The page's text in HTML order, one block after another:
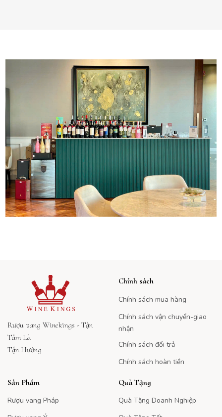
Rượu vang Winekings - Tận
Tâm Là
Tận Hưởng
Chính sách
Chính sách mua hàng
Chính sách vận chuyển-giao
nhận
Chính sách đổi trả
Chính sách hoàn tiền
Sản Phẩm
Rượu vang Pháp
Quà Tặng
Quà Tặng Doanh Nghiệp